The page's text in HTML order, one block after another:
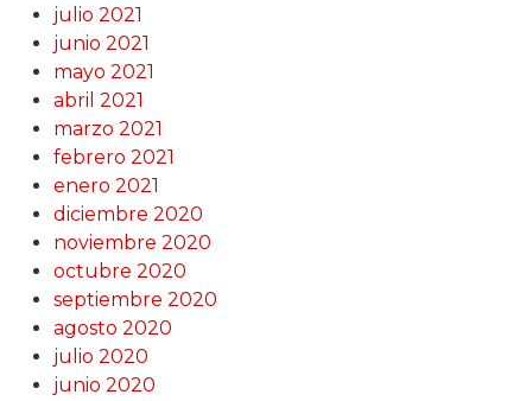
julio 2021
junio 2021
mayo 2021
abril 2021
marzo 2021
febrero 2021
enero 2021
diciembre 2020
noviembre 2020
octubre 2020
septiembre 2020
agosto 2020
julio 2020
junio 2020